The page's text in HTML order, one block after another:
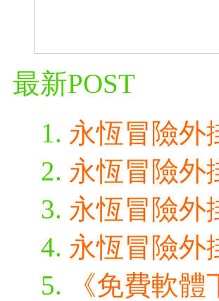
最新POST
永恆冒險外
永恆冒險外
永恆冒險外
永恆冒險外
《免費軟體